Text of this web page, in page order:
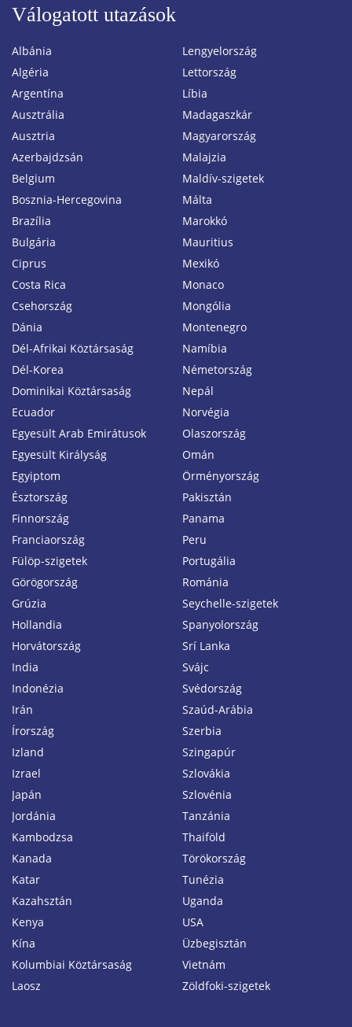
Válogatott utazások
Albánia
Algéria
Argentína
Ausztrália
Ausztria
Azerbajdzsán
Belgium
Bosznia-Hercegovina
Brazília
Bulgária
Ciprus
Costa Rica
Csehország
Dánia
Dél-Afrikai Köztársaság
Dél-Korea
Dominikai Köztársaság
Ecuador
Egyesült Arab Emirátusok
Egyesült Királyság
Egyiptom
Észtország
Finnország
Franciaország
Fülöp-szigetek
Görögország
Grúzia
Hollandia
Horvátország
India
Indonézia
Irán
Írország
Izland
Izrael
Japán
Jordánia
Kambodzsa
Kanada
Katar
Kazahsztán
Kenya
Kína
Kolumbiai Köztársaság
Laosz
Lengyelország
Lettország
Líbia
Madagaszkár
Magyarország
Malajzia
Maldív-szigetek
Málta
Marokkó
Mauritius
Mexikó
Monaco
Mongólia
Montenegro
Namíbia
Németország
Nepál
Norvégia
Olaszország
Omán
Örményország
Pakisztán
Panama
Peru
Portugália
Románia
Seychelle-szigetek
Spanyolország
Srí Lanka
Svájc
Svédország
Szaúd-Arábia
Szerbia
Szingapúr
Szlovákia
Szlovénia
Tanzánia
Thaiföld
Törökország
Tunézia
Uganda
USA
Üzbegisztán
Vietnám
Zöldfoki-szigetek